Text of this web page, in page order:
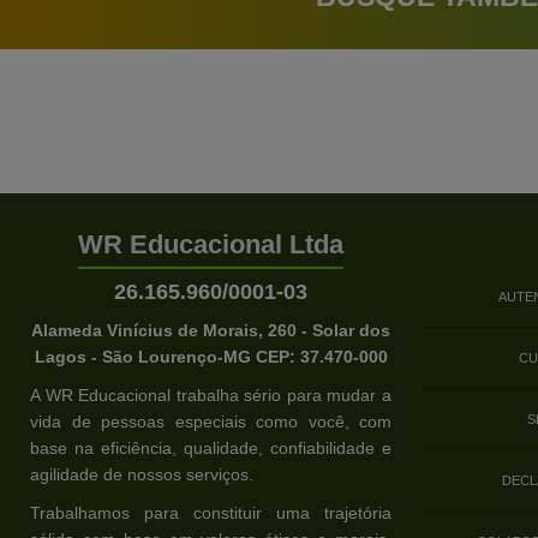
WR Educacional Ltda
26.165.960/0001-03
Alameda Vinícius de Morais, 260 - Solar dos
Lagos - São Lourenço-MG CEP: 37.470-000
A WR Educacional trabalha sério para mudar a
vida de pessoas especiais como você, com
base na eficiência, qualidade, confiabilidade e
agilidade de nossos serviços.
Trabalhamos para constituir uma trajetória